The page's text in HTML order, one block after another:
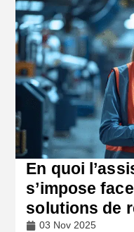
En quoi
s’impose
solutions de
03 Nov 2025